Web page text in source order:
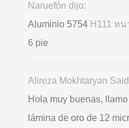
Naruefón dijo:
Aluminio 5754 H111 หน
6 pie
Alireza Mokhtaryan
Hola muy buenas,
lámina de oro de 12